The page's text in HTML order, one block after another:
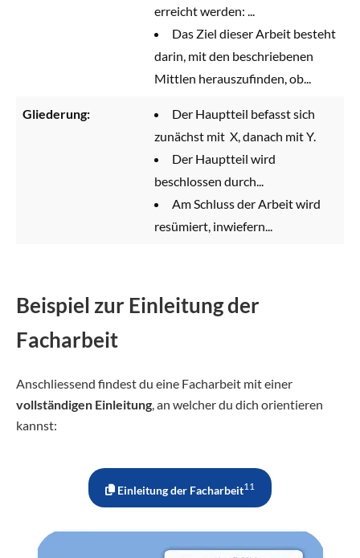
erreicht werden: ...
Das Ziel dieser Arbeit besteht
darin, mit den beschriebenen
Mittlen herauszufinden, ob...
Gliederung:
Der Hauptteil befasst sich
zunächst mit X, danach mit Y.
Der Hauptteil wird
beschlossen durch...
Am Schluss der Arbeit wird
resümiert, inwiefern...
Beispiel zur Einleitung der
Facharbeit
Anschliessend findest du eine Facharbeit mit einer
vollständigen Einleitung, an welcher du dich orientieren
kannst:
Einleitung der Facharbeit11